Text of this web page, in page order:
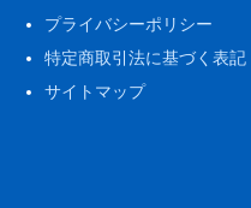
プライバシーポリシー
特定商取引法に基づく表記
サイトマップ